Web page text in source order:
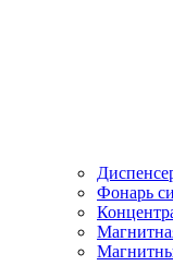
Фонарь